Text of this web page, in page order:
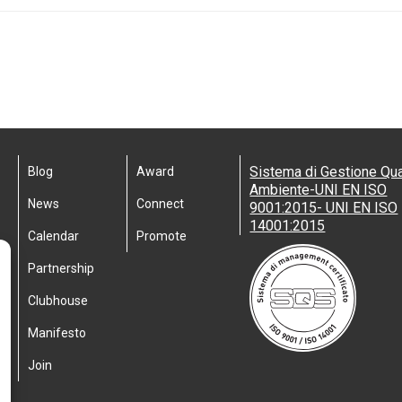
Blog
News
Calendar
Partnership
Clubhouse
Manifesto
Join
Award
Connect
Promote
Sistema di Gestione
Ambiente-UNI EN ISO
9001:2015- UNI EN ISO
14001:2015